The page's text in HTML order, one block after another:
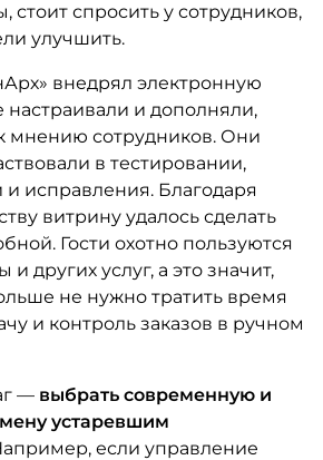
спросить у сотрудников,
улучшить.
внедрял электронную
настраивали и дополняли,
мнению сотрудников. Они
в тестировании,
и исправления. Благодаря
витрину удалось сделать
Гости охотно пользуются
и других услуг, а это значит,
не нужно тратить время
и контроль заказов в ручном
—выбрать современную и
устаревшим
если управление